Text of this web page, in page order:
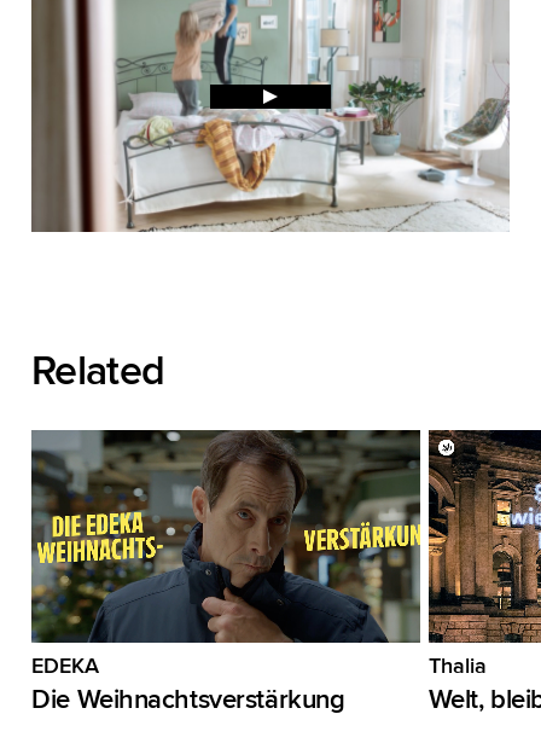
Related
EDEKA
Die Weihnachtsverstärkung
Thalia
Welt,